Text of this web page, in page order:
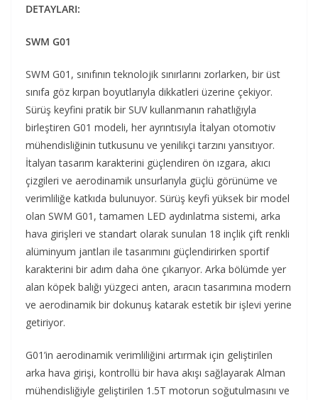
DETAYLARI:
SWM G01
SWM G01, sınıfının teknolojik sınırlarını zorlarken, bir üst
sınıfa göz kırpan boyutlarıyla dikkatleri üzerine çekiyor.
Sürüş keyfini pratik bir SUV kullanmanın rahatlığıyla
birleştiren G01 modeli, her ayrıntısıyla İtalyan otomotiv
mühendisliğinin tutkusunu ve yenilikçi tarzını yansıtıyor.
İtalyan tasarım karakterini güçlendiren ön ızgara, akıcı
çizgileri ve aerodinamik unsurlarıyla güçlü görünüme ve
verimliliğe katkıda bulunuyor. Sürüş keyfi yüksek bir model
olan SWM G01, tamamen LED aydınlatma sistemi, arka
hava girişleri ve standart olarak sunulan 18 inçlik çift renkli
alüminyum jantları ile tasarımını güçlendirirken sportif
karakterini bir adım daha öne çıkarıyor. Arka bölümde yer
alan köpek balığı yüzgeci anten, aracın tasarımına modern
ve aerodinamik bir dokunuş katarak estetik bir işlevi yerine
getiriyor.
G01’in aerodinamik verimliliğini artırmak için geliştirilen
arka hava girişi, kontrollü bir hava akışı sağlayarak Alman
mühendisliğiyle geliştirilen 1.5T motorun soğutulmasını ve